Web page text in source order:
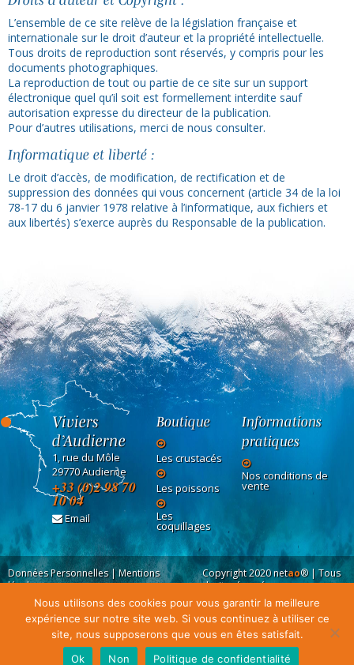
L’ensemble de ce site relève de la législation française et
internationale sur le droit d’auteur et la propriété intellectuelle.
Tous droits de reproduction sont réservés, y compris pour les
documents photographiques.
La reproduction de tout ou partie de ce site sur un support
électronique quel qu’il soit est formellement interdite sauf
autorisation expresse du directeur de la publication.
Pour d’autres utilisations, merci de nous consulter.
Informatique et liberté :
Le droit d’accès, de modification, de rectification et de
suppression des données qui vous concernent (article 34 de la loi
78-17 du 6 janvier 1978 relative à l’informatique, aux fichiers et
aux libertés) s’exerce auprès du Responsable de la publication.
Viviers
d’Audierne
1, rue du Môle
29770 Audierne
+33 (0)2 98 70
10 04
Email
Boutique
Les crustacés
Les poissons
Les
coquillages
Informations
pratiques
Nos conditions de
vente
Données Personnelles| Mentions
légales
Copyright 2020netao®| Tous
droits réservés
Nous utilisons des cookies pour vous garantir la meilleure
expérience sur notre site web. Si vous continuez à utiliser ce
site, nous supposerons que vous en êtes satisfait.
Ok
Non Politique de confidentialité